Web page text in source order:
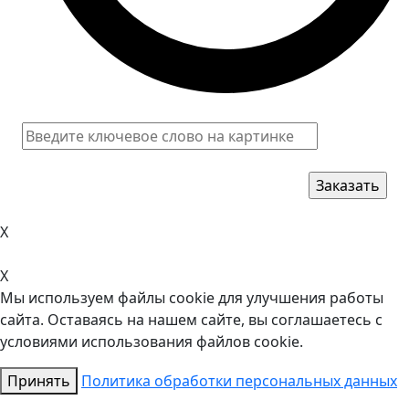
X
X
Мы используем файлы cookie для улучшения работы
сайта. Оставаясь на нашем сайте, вы соглашаетесь с
условиями использования файлов cookie.
Принять
Политика обработки персональных данных